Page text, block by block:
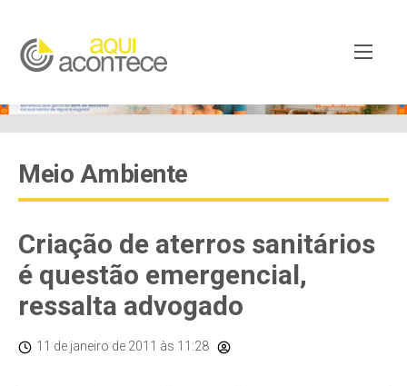
Meio Ambiente
Criação de aterros sanitários
é questão emergencial,
ressalta advogado
11 de janeiro de 2011 às 11:28